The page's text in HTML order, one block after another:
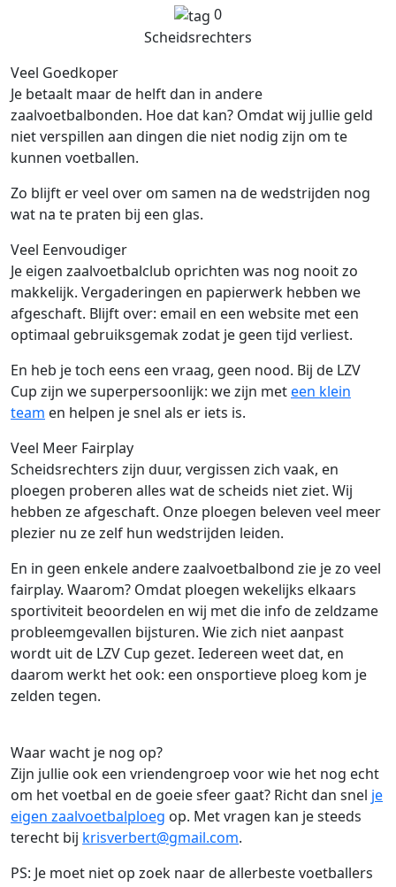
0
Scheidsrechters
Veel Goedkoper
Je betaalt maar de helft dan in andere
zaalvoetbalbonden. Hoe dat kan? Omdat wij jullie geld
niet verspillen aan dingen die niet nodig zijn om te
kunnen voetballen.
Zo blijft er veel over om samen na de wedstrijden nog
wat na te praten bij een glas.
Veel Eenvoudiger
Je eigen zaalvoetbalclub oprichten was nog nooit zo
makkelijk. Vergaderingen en papierwerk hebben we
afgeschaft. Blijft over: email en een website met een
optimaal gebruiksgemak zodat je geen tijd verliest.
En heb je toch eens een vraag, geen nood. Bij de LZV
Cup zijn we superpersoonlijk: we zijn meteen klein
team en helpen je snel als er iets is.
Veel Meer Fairplay
Scheidsrechters zijn duur, vergissen zich vaak, en
ploegen proberen alles wat de scheids niet ziet. Wij
hebben ze afgeschaft. Onze ploegen beleven veel meer
plezier nu ze zelf hun wedstrijden leiden.
En in geen enkele andere zaalvoetbalbond zie je zo veel
fairplay. Waarom? Omdat ploegen wekelijks elkaars
sportiviteit beoordelen en wij met die info de zeldzame
probleemgevallen bijsturen. Wie zich niet aanpast
wordt uit de LZV Cup gezet. Iedereen weet dat, en
daarom werkt het ook: een onsportieve ploeg kom je
zelden tegen.
Waar wacht je nog op?
Zijn jullie ook een vriendengroep voor wie het nog echt
om het voetbal en de goeie sfeer gaat? Richt dan snel je
eigen zaalvoetbalploeg op. Met vragen kan je steeds
terecht bij krisverbert@gmail.com.
PS: Je moet niet op zoek naar de allerbeste voetballers